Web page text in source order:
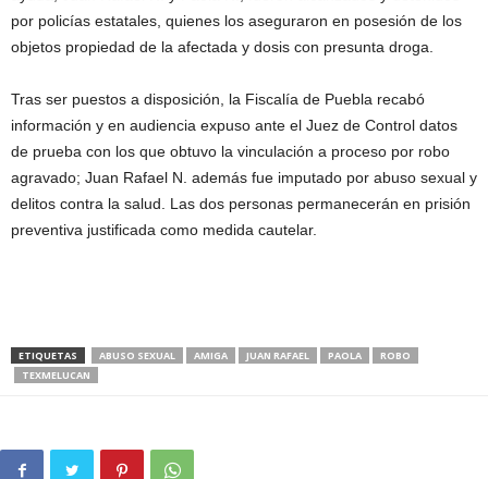
por policías estatales, quienes los aseguraron en posesión de los
objetos propiedad de la afectada y dosis con presunta droga.
Tras ser puestos a disposición, la Fiscalía de Puebla recabó
información y en audiencia expuso ante el Juez de Control datos
de prueba con los que obtuvo la vinculación a proceso por robo
agravado; Juan Rafael N. además fue imputado por abuso sexual y
delitos contra la salud. Las dos personas permanecerán en prisión
preventiva justificada como medida cautelar.
ETIQUETAS ABUSO SEXUAL AMIGA JUAN RAFAEL PAOLA
ROBO
TEXMELUCAN